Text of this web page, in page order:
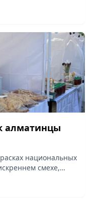
алматинцы
национальных
смехе,